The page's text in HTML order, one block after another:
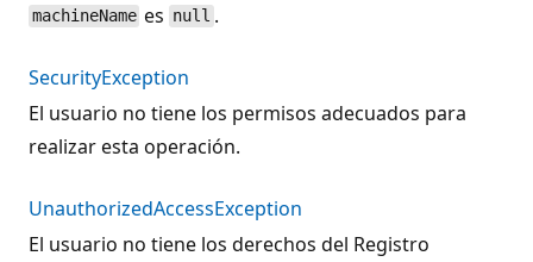
machineName es null .
SecurityException
El usuario no tiene los permisos adecuados para
realizar esta operación.
UnauthorizedAccessException
El usuario no tiene los derechos del Registro